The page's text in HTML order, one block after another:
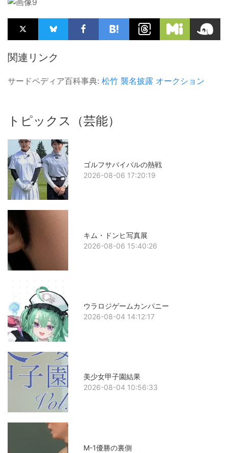
関連リンク
サードペディア百科事典: 松竹 襲名披露 オークション
トピックス（芸能）
ゴルフサバイバルの熱戦
2026-08-06 17:20:19
キム・ドンヒ写真展
2026-08-06 15:40:26
ウラロジゲームカンパニー
2026-08-04 14:12:17
美少女甲子園結果
2026-08-04 10:56:33
M-1優勝の裏側